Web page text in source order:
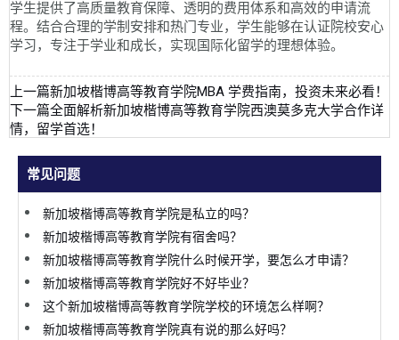
学生提供了高质量教育保障、透明的费用体系和高效的申请流
程。结合合理的学制安排和热门专业，学生能够在认证院校安心
学习，专注于学业和成长，实现国际化留学的理想体验。
上一篇新加坡楷博高等教育学院MBA 学费指南，投资未来必看！
下一篇全面解析新加坡楷博高等教育学院西澳莫多克大学合作详
情，留学首选！
常见问题
新加坡楷博高等教育学院是私立的吗？
新加坡楷博高等教育学院有宿舍吗？
新加坡楷博高等教育学院什么时候开学，要怎么才申请？
新加坡楷博高等教育学院好不好毕业？
这个新加坡楷博高等教育学院学校的环境怎么样啊？
新加坡楷博高等教育学院真有说的那么好吗？